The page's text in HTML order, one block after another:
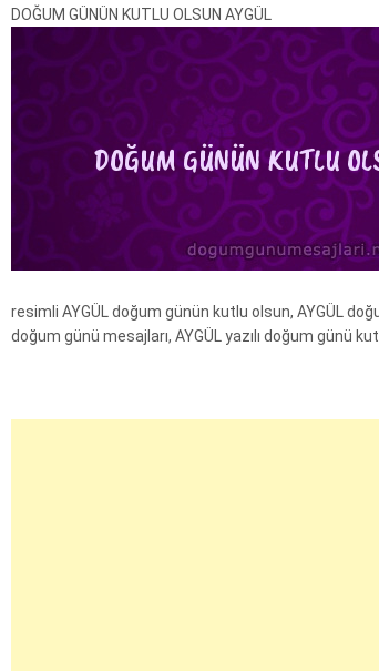
DOĞUM GÜNÜN KUTLU OLSUN AYGÜL
resimli AYGÜL doğum günün kutlu olsun, AYGÜL
doğum günü mesajları, AYGÜL yazılı doğum günü